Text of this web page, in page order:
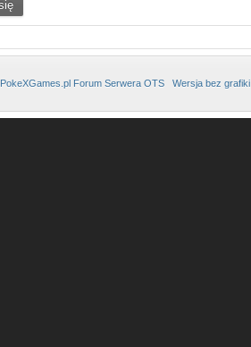
PokeXGames.pl Forum Serwera OTS Wersja bez grafiki